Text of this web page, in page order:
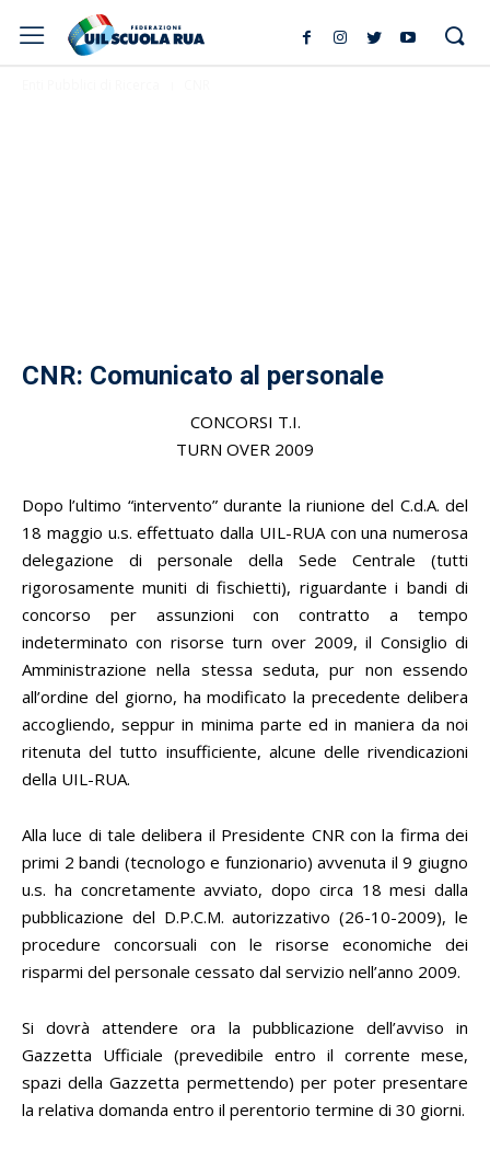
CNR: Comunicato al personale
CONCORSI T.I.
TURN OVER 2009
Dopo l’ultimo “intervento” durante la riunione del C.d.A. del
18 maggio u.s. effettuato dalla UIL-RUA con una numerosa
delegazione di personale della Sede Centrale (tutti
rigorosamente muniti di fischietti), riguardante i bandi di
concorso per assunzioni con contratto a tempo
indeterminato con risorse turn over 2009, il Consiglio di
Amministrazione nella stessa seduta, pur non essendo
all’ordine del giorno, ha modificato la precedente delibera
accogliendo, seppur in minima parte ed in maniera da noi
ritenuta del tutto insufficiente, alcune delle rivendicazioni
della UIL-RUA.
Alla luce di tale delibera il Presidente CNR con la firma dei
primi 2 bandi (tecnologo e funzionario) avvenuta il 9 giugno
u.s. ha concretamente avviato, dopo circa 18 mesi dalla
pubblicazione del D.P.C.M. autorizzativo (26-10-2009), le
procedure concorsuali con le risorse economiche dei
risparmi del personale cessato dal servizio nell’anno 2009.
Si dovrà attendere ora la pubblicazione dell’avviso in
Gazzetta Ufficiale (prevedibile entro il corrente mese,
spazi della Gazzetta permettendo) per poter presentare
la relativa domanda entro il perentorio termine di 30 giorni.